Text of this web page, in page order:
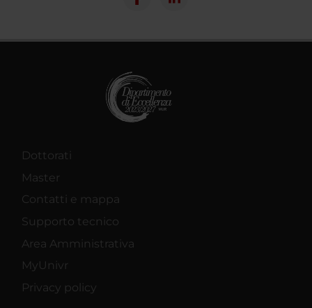
Dottorati
Master
Contatti e mappa
Supporto tecnico
Area Amministrativa
MyUnivr
Privacy policy